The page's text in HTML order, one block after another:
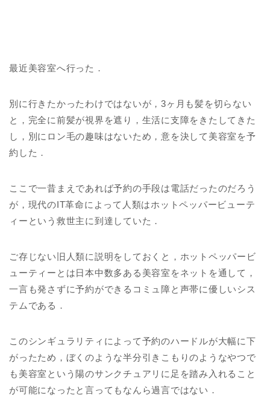
最近美容室へ行った．
別に行きたかったわけではないが，3ヶ月も髪を切らない
と，完全に前髪が視界を遮り，生活に支障をきたしてきた
し，別にロン毛の趣味はないため，意を決して美容室を予
約した．
ここで一昔まえであれば予約の手段は電話だったのだろう
が，現代のIT革命によって人類はホットペッパービューテ
ィーという救世主に到達していた．
ご存じない旧人類に説明をしておくと，ホットペッパービ
ューティーとは日本中数多ある美容室をネットを通して，
一言も発さずに予約ができるコミュ障と声帯に優しいシス
テムである．
このシンギュラリティによって予約のハードルが大幅に下
がったため，ぼくのような半分引きこもりのようなやつで
も美容室という陽のサンクチュアリに足を踏み入れること
が可能になったと言ってもなんら過言ではない．